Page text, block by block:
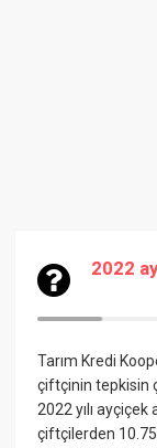
2022
Tarım Kredi
çiftçinin tepkisin
2022 yılı
çiftçilerden